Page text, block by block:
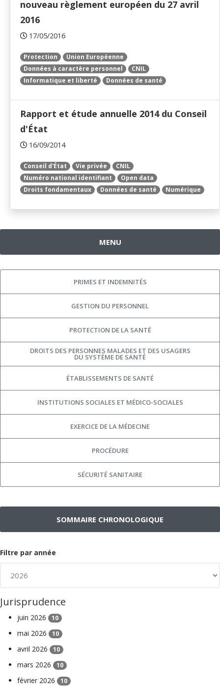
nouveau règlement européen du 27 avril
2016
17/05/2016
Protection
Union Européenne
Données à caractère personnel
CNIL
Informatique et liberté
Données de santé
Rapport et étude annuelle 2014 du Conseil
d'État
16/09/2014
Conseil d'État Vie privée
CNIL
Numéro national identifiant
Open data
Droits fondamentaux
Données de santé Numérique
MENU
PRIMES ET INDEMNITÉS
GESTION DU PERSONNEL
PROTECTION DE LA SANTÉ
DROITS DES PERSONNES MALADES ET DES USAGERS
DU SYSTÈME DE SANTÉ
ÉTABLISSEMENTS DE SANTÉ
INSTITUTIONS SOCIALES ET MÉDICO-SOCIALES
EXERCICE DE LA MÉDECINE
PROCÉDURE
SÉCURITÉ SANITAIRE
SOMMAIRE CHRONOLOGIQUE
Filtre par année
Jurisprudence
juin 2026 10
mai 2026 10
avril 2026 10
mars 2026 10
février 2026 10